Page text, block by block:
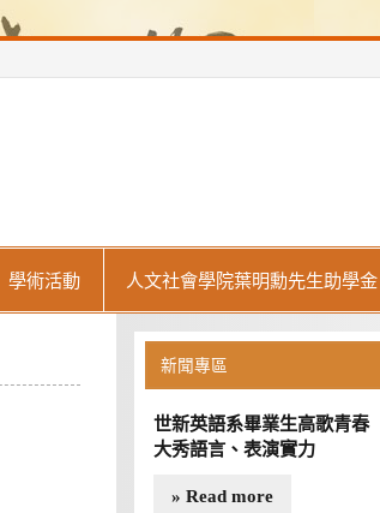
學術活動 人文社會學院葉明勳先生助學金
新聞專區
世新英語系畢業生高歌青春
大秀語言、表演實力
» Read more